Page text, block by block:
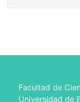
Facultad de
Universidad de